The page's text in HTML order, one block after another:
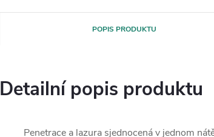
POPIS PRODUKTU
Detailní popis produktu
Penetrace a lazura sjednocená v jednom